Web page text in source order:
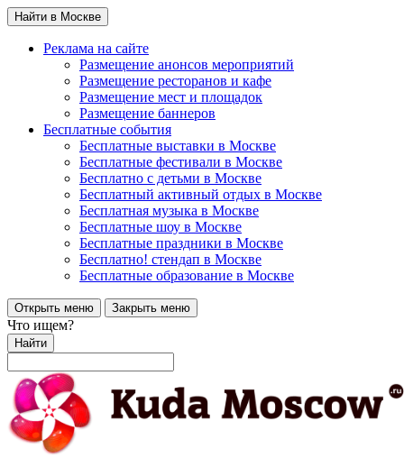
Найти в Москве
Реклама на сайте
Размещение анонсов мероприятий
Размещение ресторанов и кафе
Размещение мест и площадок
Размещение баннеров
Бесплатные события
Бесплатные выставки в Москве
Бесплатные фестивали в Москве
Бесплатно с детьми в Москве
Бесплатный активный отдых в Москве
Бесплатная музыка в Москве
Бесплатные шоу в Москве
Бесплатные праздники в Москве
Бесплатно! стендап в Москве
Бесплатные образование в Москве
Открыть меню Закрыть меню
Что ищем?
Найти